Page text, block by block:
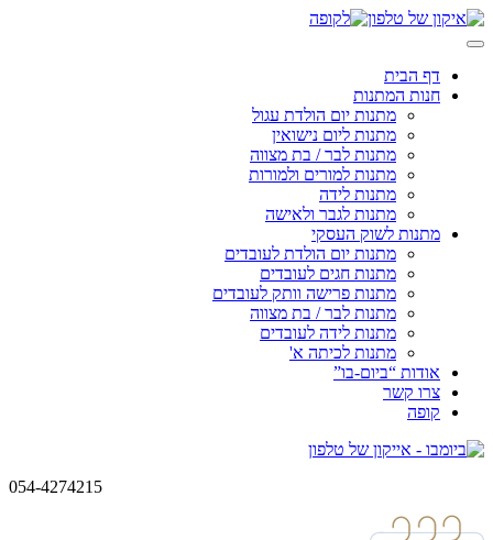
Skip
to
דף הבית
חנות המתנות
מתנות יום הולדת עגול
מתנות ליום נישואין
מתנות לבר / בת מצווה
מתנות למורים ולמורות
מתנות לידה
מתנות לגבר ולאישה
מתנות לשוק העסקי
מתנות יום הולדת לעובדים
מתנות חגים לעובדים
מתנות פרישה וותק לעובדים
מתנות לבר / בת מצווה
מתנות לידה לעובדים
מתנות לכיתה א'
אודות “ביום-בו”
צרו קשר
קופה
054-4274215